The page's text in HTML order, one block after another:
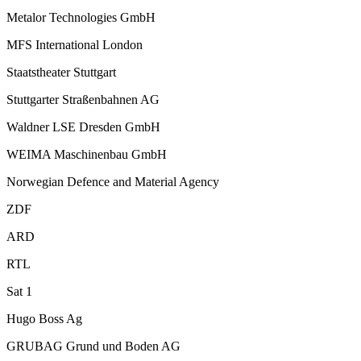
Metalor Technologies GmbH
MFS International London
Staatstheater Stuttgart
Stuttgarter Straßenbahnen AG
Waldner LSE Dresden GmbH
WEIMA Maschinenbau GmbH
Norwegian Defence and Material Agency
ZDF
ARD
RTL
Sat 1
Hugo Boss Ag
GRUBAG Grund und Boden AG